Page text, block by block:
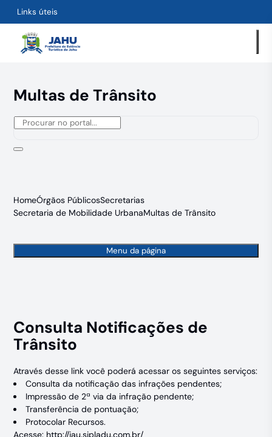
Links úteis
Multas de Trânsito
HomeÓrgãos PúblicosSecretarias
Secretaria de Mobilidade UrbanaMultas de Trânsito
Menu da página
Consulta Notificações de
Trânsito
Através desse link você poderá acessar os seguintes serviços:
Consulta da notificação das infrações pendentes;
Impressão de 2ª via da infração pendente;
Transferência de pontuação;
Protocolar Recursos.
Acesse: http://jau.sipladu.com.br/